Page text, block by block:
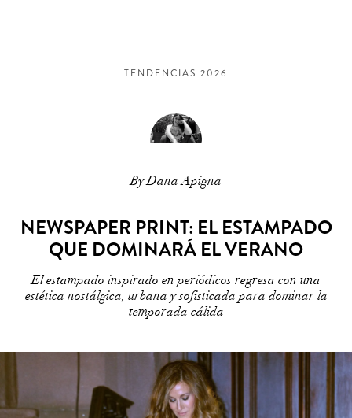
TENDENCIAS 2026
By Dana Apigna
NEWSPAPER PRINT: EL ESTAMPADO
QUE DOMINARÁ EL VERANO
El estampado inspirado en periódicos regresa con una
estética nostálgica, urbana y sofisticada para dominar la
temporada cálida